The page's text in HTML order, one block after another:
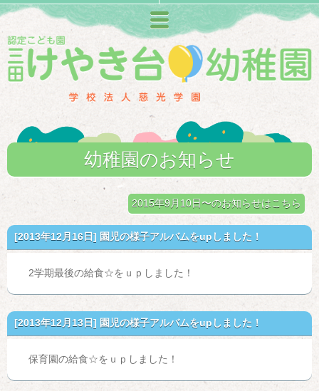
メニュー
幼稚園のお知らせ
2015年9月10日〜のお知らせはこちら
[2013年12月16日] 園児の様子アルバムをupしました！
2学期最後の給食☆をｕｐしました！
[2013年12月13日] 園児の様子アルバムをupしました！
保育園の給食☆をｕｐしました！